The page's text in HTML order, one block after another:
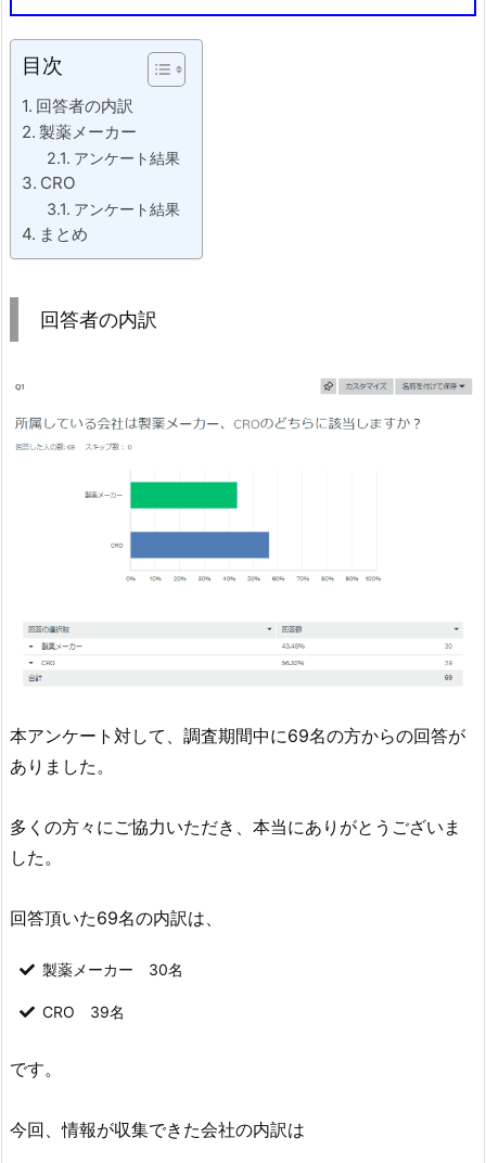
目次
回答者の内訳
製薬メーカー
アンケート結果
CRO
アンケート結果
まとめ
回答者の内訳
本アンケート対して、調査期間中に69名の方からの回答が
ありました。
多くの方々にご協力いただき、本当にありがとうございま
した。
回答頂いた69名の内訳は、
製薬メーカー 30名
CRO 39名
です。
今回、情報が収集できた会社の内訳は